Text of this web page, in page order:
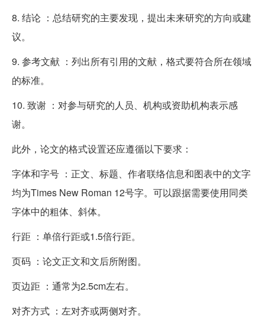
8. 结论 ：总结研究的主要发现，提出未来研究的方向或建
议。
9. 参考文献 ：列出所有引用的文献，格式要符合所在领域
的标准。
10. 致谢 ：对参与研究的人员、机构或资助机构表示感
谢。
此外，论文的格式设置还应遵循以下要求：
字体和字号 ：正文、标题、作者联络信息和图表中的文字
均为Times New Roman 12号字。可以跟据需要使用同类
字体中的粗体、斜体。
行距 ：单倍行距或1.5倍行距。
页码 ：论文正文和文后所附图。
页边距 ：通常为2.5cm左右。
对齐方式 ：左对齐或两侧对齐。